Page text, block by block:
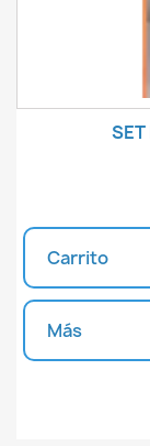
SET
Carrito
Más